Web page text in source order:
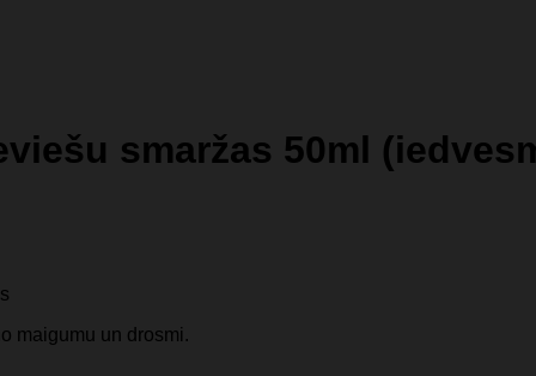
smaržas 50ml
maigumu un drosmi.